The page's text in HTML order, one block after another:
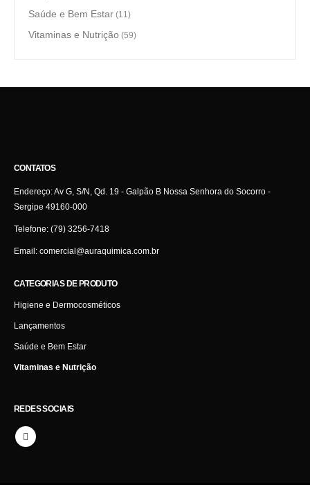
Saúde e Bem Estar (11)
Vitaminas e Nutrição (59)
CONTATOS
Endereço:Av G, S/N, Qd. 19 - Galpão B Nossa Senhora do Socorro -
Sergipe 49160-000
Telefone: (79) 3256-7418
Email: comercial@auraquimica.com.br
CATEGORIAS DE PRODUTO
Higiene e Dermocosméticos
Lançamentos
Saúde e Bem Estar
Vitaminas e Nutrição
REDES SOCIAIS